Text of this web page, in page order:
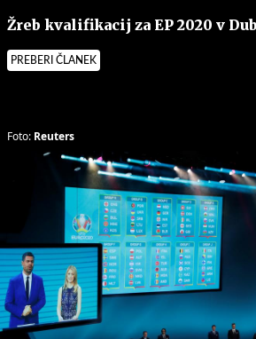
Žreb kvalifikacij za EP 2020 v
PREBERI ČLANEK
Foto: Reuters